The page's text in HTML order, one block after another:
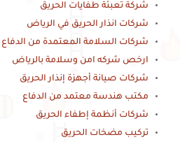
شركة تعبئة طفايات الحريق
شركات انذار الحريق في الرياض
شركات السلامة المعتمدة من الدفاع
ارخص شركه امن وسلامة بالرياض
شركات صيانة أجهزة إنذار الحريق
مكتب هندسة معتمد من الدفاع
شركات أنظمة إطفاء الحريق
تركيب مضخات الحريق